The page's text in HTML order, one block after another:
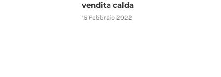
vendita calda
15 Febbraio 2022